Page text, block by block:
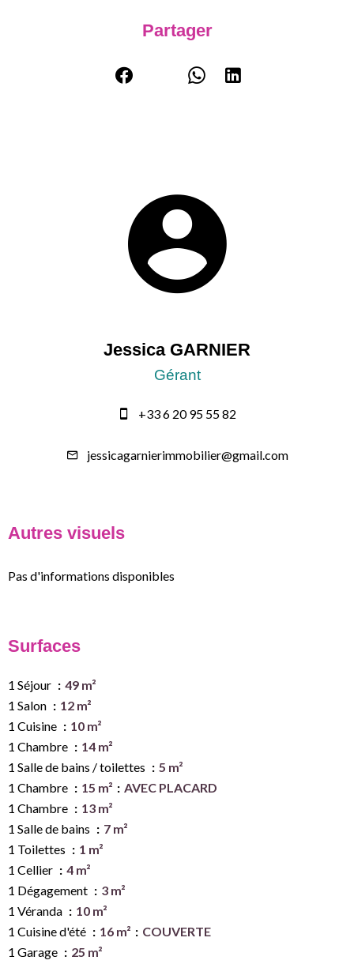
Partager
Jessica GARNIER
Gérant
+33 6 20 95 55 82
jessicagarnierimmobilier@gmail.com
Autres visuels
Pas d'informations disponibles
Surfaces
1 Séjour
49 m²
1 Salon
12 m²
1 Cuisine
10 m²
1 Chambre
14 m²
1 Salle de bains / toilettes
5 m²
1 Chambre
15 m²
AVEC PLACARD
1 Chambre
13 m²
1 Salle de bains
7 m²
1 Toilettes
1 m²
1 Cellier
4 m²
1 Dégagement
3 m²
1 Véranda
10 m²
1 Cuisine d'été
16 m²
COUVERTE
1 Garage
25 m²